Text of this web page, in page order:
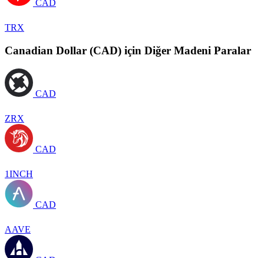
CAD
TRX
Canadian Dollar (CAD) için Diğer Madeni Paralar
CAD
ZRX
CAD
1INCH
CAD
AAVE